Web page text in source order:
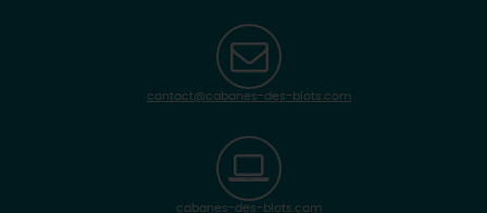
contact@cabanes-des-blots.com
cabanes-des-blots.com